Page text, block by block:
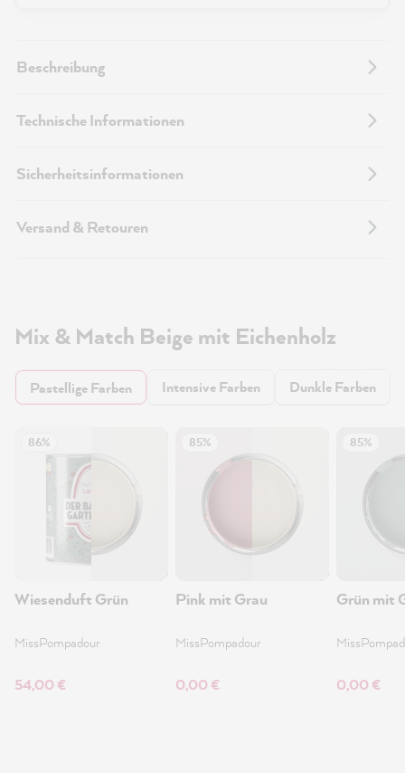
Beschreibung
Technische Informationen
Sicherheitsinformationen
Versand & Retouren
Mix & Match Beige mit Eichenholz
Pastellige Farben Intensive Farben Dunkle Farben
86%
Wiesenduft Grün
MissPompadour
54,00 €
85%
Pink mit Grau
MissPompadour
0,00 €
85%
Grün mit
0,00 €